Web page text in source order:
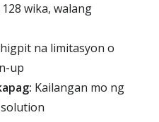
wika, walang
na limitasyon o
up
Kailangan mo ng